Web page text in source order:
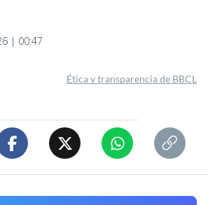
| 00:47
Ética y transparencia de BBCL